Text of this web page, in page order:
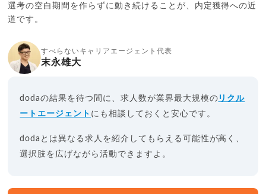
選考の空白期間を作らずに動き続けることが、内定獲得への近
道です。
すべらないキャリアエージェント代表
末永雄大
dodaの結果を待つ間に、求人数が業界最大規模の リクル
ートエージェント にも相談しておくと安心です。
dodaとは異なる求人を紹介してもらえる可能性が高く、
選択肢を広げながら活動できますよ。